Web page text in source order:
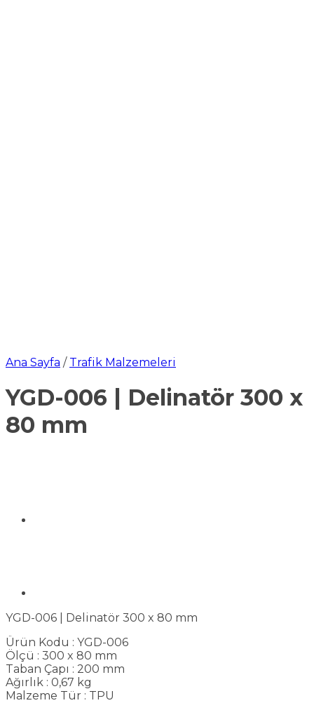
Ana Sayfa / Trafik Malzemeleri
YGD-006 | Delinatör 300 x
80 mm
YGD-006 | Delinatör 300 x 80 mm
Ürün Kodu : YGD-006
Ölçü : 300 x 80 mm
Taban Çapı : 200 mm
Ağırlık : 0,67 kg
Malzeme Tür : TPU